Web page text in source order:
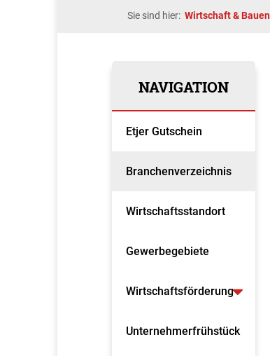
Sie sind hier: Wirtschaft & Bauen
NAVIGATION
Etjer Gutschein
Branchenverzeichnis
Wirtschaftsstandort
Gewerbegebiete
Wirtschaftsförderung
Unternehmerfrühstück